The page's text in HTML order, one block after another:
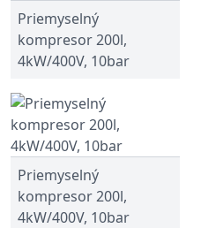
Priemyselný
kompresor 200l,
4kW/400V, 10bar
Priemyselný
kompresor 200l,
4kW/400V, 10bar